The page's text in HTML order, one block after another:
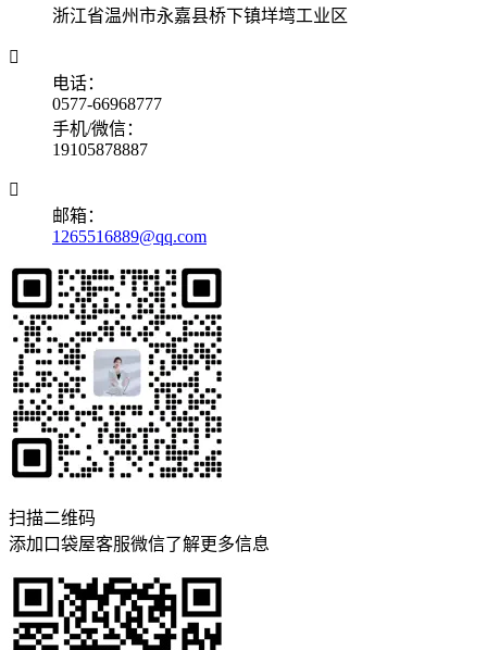
浙江省温州市永嘉县桥下镇垟塆工业区

电话：
0577-66968777
手机/微信：
19105878887

邮箱：
1265516889@qq.com
扫描二维码
添加口袋屋客服微信了解更多信息